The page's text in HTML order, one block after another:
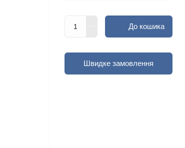
До кошика
Швидке замовлення